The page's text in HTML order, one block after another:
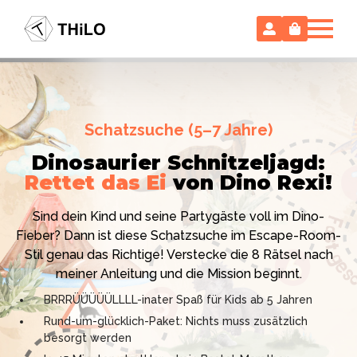
Hollywood-Action im
Kinderzimmer – ohne
Vorbereitungsstress!
Ich bin THiLO, "Dein SPIEGEL"-Bestseller-Autor und
TV-Profi (ZDF "1, 2 oder 3"). Entdecke jetzt meine
Schatzsuchen und Escape Rooms zum Sofort-
Download. Und natürlich meine Ebooks.
Schatzsuche (5–7 Jahre)
Dinosaurier Schnitzeljagd:
Rettet das Ei von Dino Rexi!
Sind dein Kind und seine Partygäste voll im Dino-
Fieber? Dann ist diese Schatzsuche im Escape-Room-
Stil genau das Richtige! Verstecke die 8 Rätsel nach
meiner Anleitung und die Mission beginnt.
BRRRÜÜÜÜÜLLLL-inater Spaß für Kids ab 5 Jahren
Rund-um-glücklich-Paket: Nichts muss zusätzlich
besorgt werden
Escape Room (ab 8 oder 12 Jahre)
Locked-up Agents: Im Labor
des Virologen
Das gab es noch nie: Verwandele dein Zuhause in ein
High-Tech Labor! Unser 24-seitiges PDF enthält alles:
Mission, Agentenausweise, Rätsel und Requisiten.
Knackt den Fall in 90 Minuten!
Kniffliger Rätselspaß für 2 bis 6 Spieler (8 - 11 oder 12–
99 Jahre)
Professionelles PDF: Agentenausweise & Schilder
inklusive